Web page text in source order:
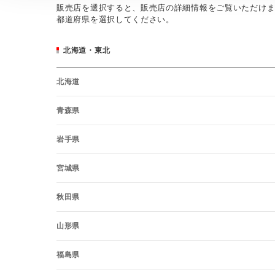
販売店を選択すると、販売店の詳細情報をご覧いただけ
都道府県を選択してください。
北海道・東北
北海道
青森県
岩手県
宮城県
秋田県
山形県
福島県